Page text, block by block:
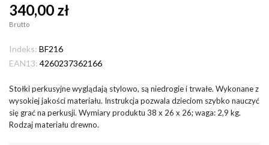
340,00 zł
Brutto
Indeks: BF216
EAN13: 4260237362166
Stołki perkusyjne wyglądają stylowo, są niedrogie i trwałe. Wykonane z
wysokiej jakości materiału. Instrukcja pozwala dzieciom szybko nauczyć
się grać na perkusji. Wymiary produktu 38 x 26 x 26; waga: 2,9 kg.
Rodzaj materiału drewno.